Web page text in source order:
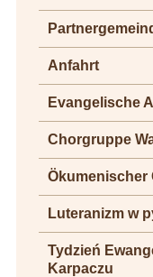
Anfahrt
Evangelische
Chorgruppe
Ökumenischer
Luteranizm w
Tydzień
Karpaczu